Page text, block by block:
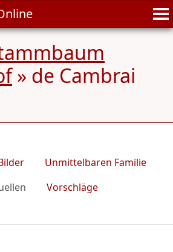
» de Cambrai
Unmittelbaren Familie
Vorschläge